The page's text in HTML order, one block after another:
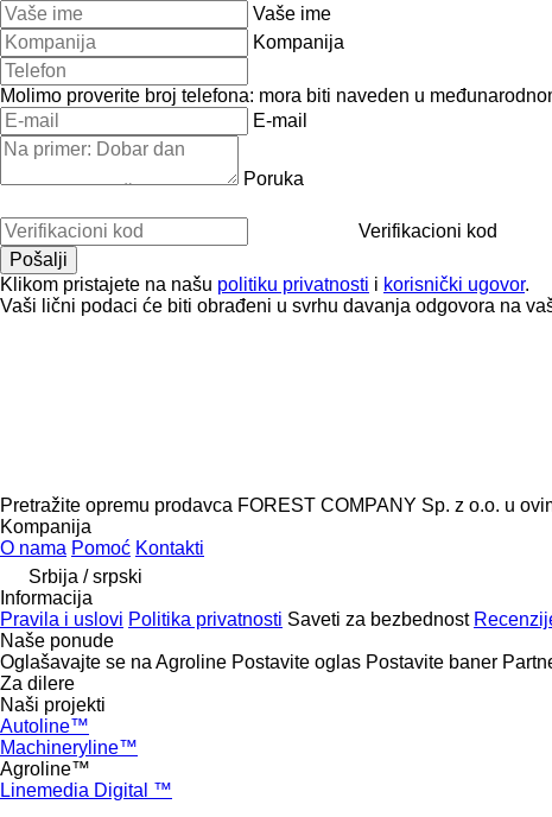
Vaše ime
Kompanija
Molimo proverite broj telefona: mora biti naveden u
E-mail
Poruka
Verifikacioni kod
Klikom pristajete na našu politiku privatnosti i korisnički ugovor.
Vaši lični podaci će biti obrađeni u svrhu davanja odgovora na
Pretražite opremu prodavca FOREST COMPANY Sp. z o.o. u
Kompanija
O nama Pomoć Kontakti
Srbija / srpski
Informacija
Pravila i uslovi Politika privatnosti Saveti za bezbednost
Naše ponude
Oglašavajte se na Agroline Postavite oglas Postavite baner
Za dilere
Naši projekti
Autoline™
Machineryline™
Agroline™
Linemedia Digital ™